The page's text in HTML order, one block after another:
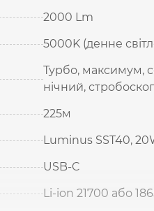
2000 Lm
5000K (денне
Турбо, максимум,
нічний,
225м
Luminus SST40,
USB-C
Li-ion 21700 або